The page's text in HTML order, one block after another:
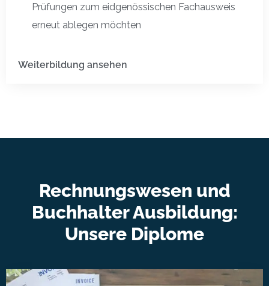
Prüfungen zum eidgenössischen Fachausweis
erneut ablegen möchten
Weiterbildung ansehen
Rechnungswesen und
Buchhalter Ausbildung:
Unsere Diplome